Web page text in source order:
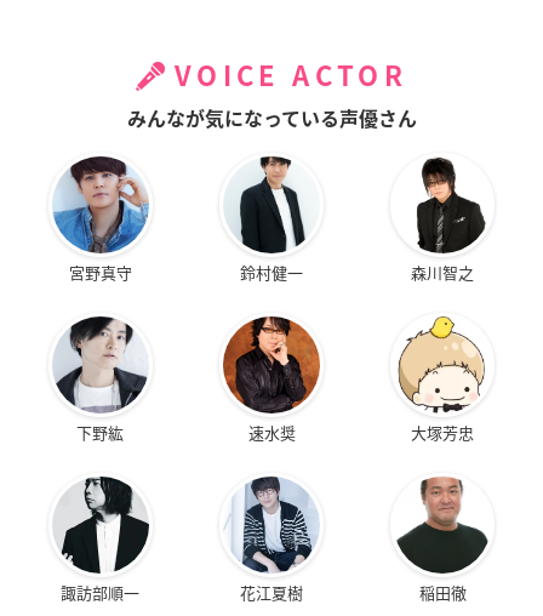
VOICE ACTOR
みんなが気になっている声優さん
宮野真守 鈴村健一 森川智之
下野紘 速水奨 大塚芳忠
諏訪部順一 花江夏樹 稲田徹